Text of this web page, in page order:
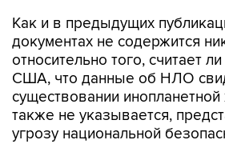
Как и в предыдущих
документах не содержится
относительно того, считает
США, что данные об НЛО
существовании
также не указывается,
угрозу национальной